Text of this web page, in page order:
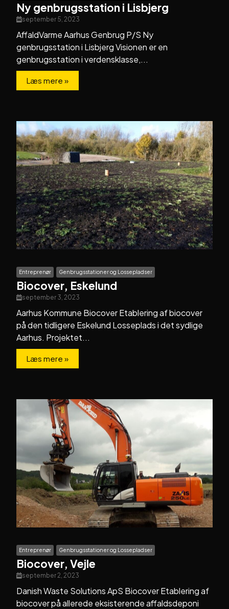
Ny genbrugsstation i Lisbjerg
september 5, 2023
AffaldVarme Aarhus Genbrug P/S Ny
genbrugsstation i Lisbjerg Visionen er en
genbrugsstation i verdensklasse,...
Læs mere »
Entreprenør Genbrugsstationer og Lossepladser
Biocover, Eskelund
september 3, 2023
Aarhus Kommune Biocover Etablering af biocover
på den tidligere Eskelund Losseplads i det sydlige
Aarhus. Projektet...
Læs mere »
Entreprenør Genbrugsstationer og Lossepladser
Biocover, Vejle
september 2, 2023
Danish Waste Solutions ApS Biocover Etablering af
biocover på allerede eksisterende affaldsdeponi